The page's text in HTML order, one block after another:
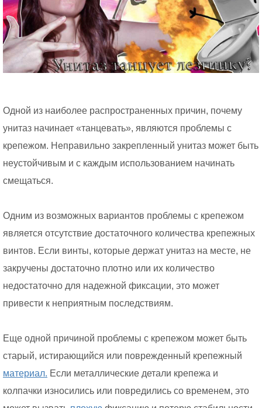
Одной из наиболее распространенных причин, почему
унитаз начинает «танцевать», являются проблемы с
крепежом. Неправильно закрепленный унитаз может быть
неустойчивым и с каждым использованием начинать
смещаться.
Одним из возможных вариантов проблемы с крепежом
является отсутствие достаточного количества крепежных
винтов. Если винты, которые держат унитаз на месте, не
закручены достаточно плотно или их количество
недостаточно для надежной фиксации, это может
привести к неприятным последствиям.
Еще одной причиной проблемы с крепежом может быть
старый, истирающийся или поврежденный крепежный
материал. Если металлические детали крепежа и
колпачки износились или повредились со временем, это